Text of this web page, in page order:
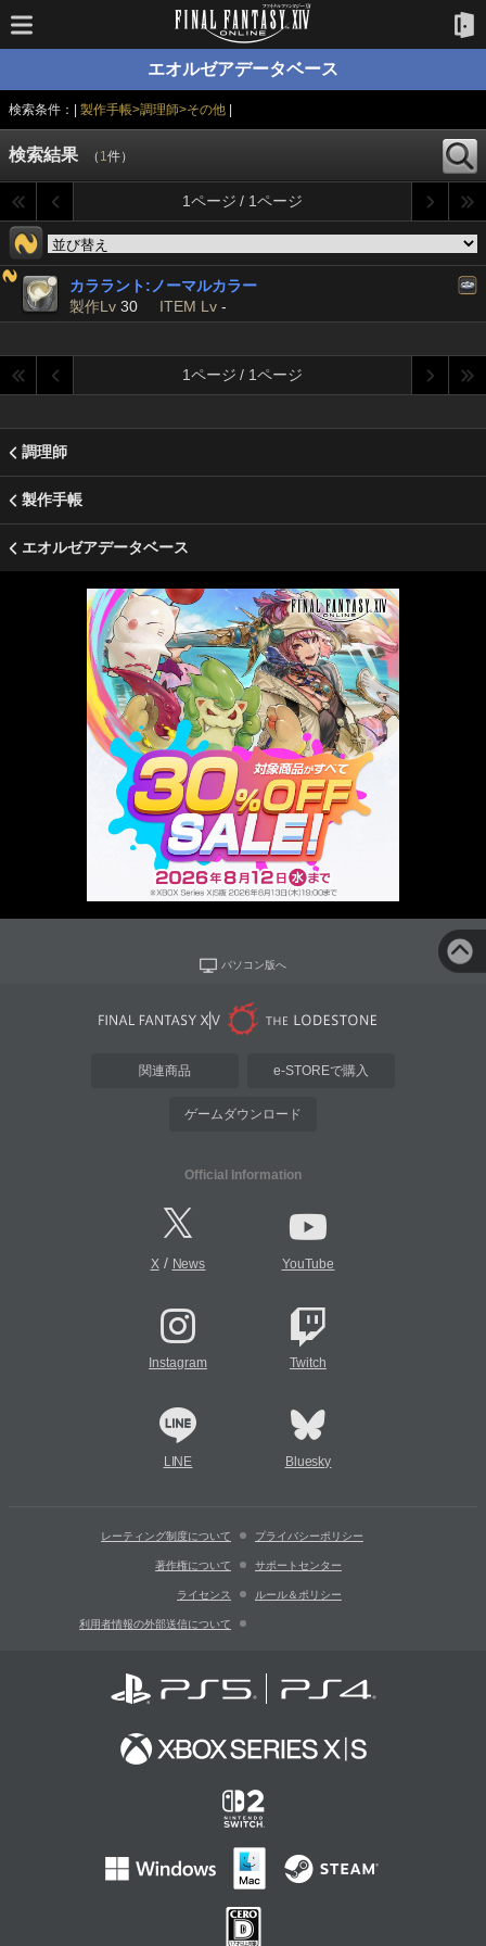
エオルゼアデータベース
検索条件：| 製作手帳>調理師>その他|
検索結果 （ 1件）
1ページ / 1ページ
カララント:ノーマルカラー
製作Lv 30 ITEM Lv -
1ページ / 1ページ
調理師
製作手帳
エオルゼアデータベース
パソコン版へ
関連商品 e-STOREで購入
ゲームダウンロード
Official Information
X/ News YouTube
Instagram Twitch
LINE Bluesky
レーティング制度について プライバシーポリシー
著作権について サポートセンター
ライセンス ルール＆ポリシー
利用者情報の外部送信について